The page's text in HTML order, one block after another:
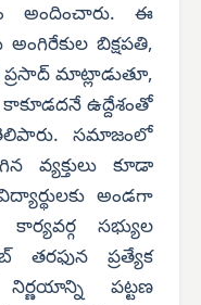
అందించారు. ఈ
అంగిరేకుల బిక్షపతి,
మాట్లాడుతూ,
కాకూడదనే ఉద్దేశంతో
సమాజంలో
వ్యక్తులు కూడా
అండగా
సభ్యుల
ప్రత్యేక
పట్టణ